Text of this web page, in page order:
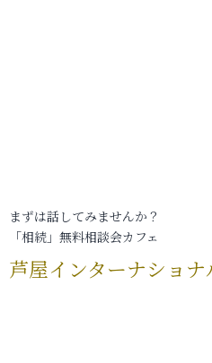
まずは話してみませんか？
「相続」無料相談会カフェ
芦屋インターナショ